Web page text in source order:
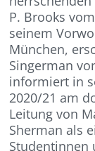
P. Brooks
seinem
München,
Singerman
informiert in
2020/21 am
Leitung von
Sherman als
Studentinnen